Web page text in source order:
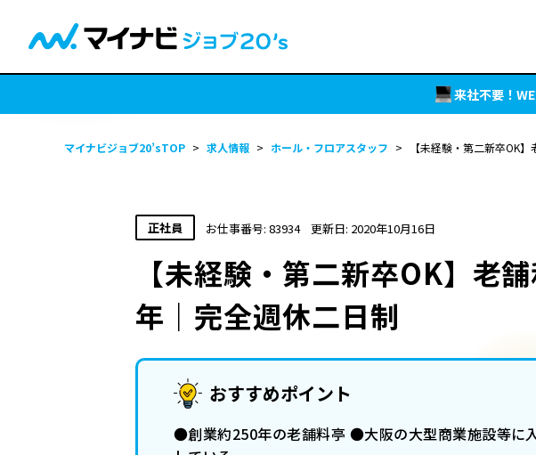
来社不要！
マイナビジョブ20’sTOP > 求人情報 > ホール・フロアスタッフ > 【未経験・第二新卒OK
正社員 お仕事番号: 83934 更新日: 2020年10月16日
【未経験・第二新卒OK】老
年｜完全週休二日制
おすすめポイント
●創業約250年の老舗料亭 ●大阪の大型商業施設等